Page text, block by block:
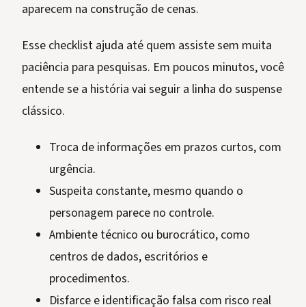
aparecem na construção de cenas.
Esse checklist ajuda até quem assiste sem muita
paciência para pesquisas. Em poucos minutos, você
entende se a história vai seguir a linha do suspense
clássico.
Troca de informações em prazos curtos, com
urgência.
Suspeita constante, mesmo quando o
personagem parece no controle.
Ambiente técnico ou burocrático, como
centros de dados, escritórios e
procedimentos.
Disfarce e identificação falsa com risco real